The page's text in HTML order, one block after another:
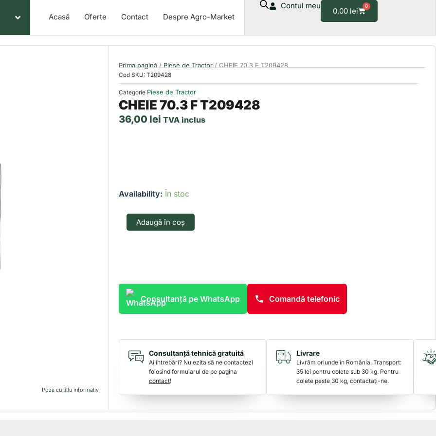
Acasă Oferte Contact Despre Agro-Market
Contul meu
0,00 lei
0
Cart
Poza cu titlu informativ
Prima pagină / Piese de Tractor / CHEIE 70.3 F T209428
Cod SKU: T209428
Categorie Piese de Tractor
CHEIE 70.3 F T209428
36,00 lei TVA inclus
Availability: În stoc
CHEIE
T209428Adaugă în coș
Consultanță pe WhatsApp Comandă telefonic
Consultanță tehnică gratuită
Ai întrebări? Nu ezita să ne contactezi
folosind formularul de pe pagina
contact!
Livrare
Livrăm oriunde în România. Transport:
35 lei pentru colete sub 30 kg. Pentru
colete peste 30 kg, contactați-ne.
T209428